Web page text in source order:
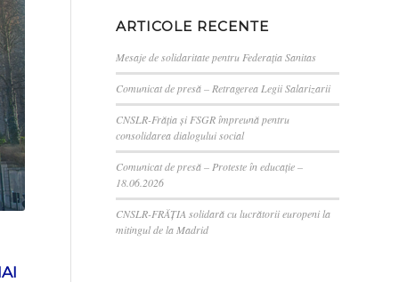
ARTICOLE RECENTE
Mesaje de solidaritate pentru Federația Sanitas
Comunicat de presă – Retragerea Legii Salarizarii
CNSLR-Frăția și FSGR împreună pentru
consolidarea dialogului social
Comunicat de presă – Proteste în educație –
18.06.2026
CNSLR-FRĂȚIA solidară cu lucrătorii europeni la
mitingul de la Madrid